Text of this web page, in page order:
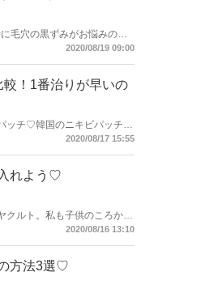
毛穴の黒ずみがお悩みの方
実は市販の洗顔でも、 毛穴
2020/08/19 09:00
！1番治りが早いの
ッチ♡韓国のニキビパッチは
が、どの商品を選んで良いの
2020/08/17 15:55
れよう♡
クルト。私も子供のころから
としかられていました（笑）
2020/08/16 13:10
方法3選♡